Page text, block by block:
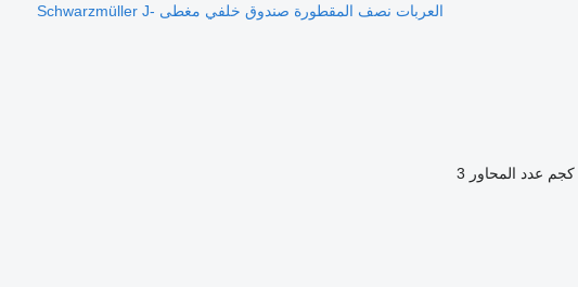
العربات نصف المقطورة صندوق خلفي مغطى Schwarzmüller J-
عدد المحاور 3